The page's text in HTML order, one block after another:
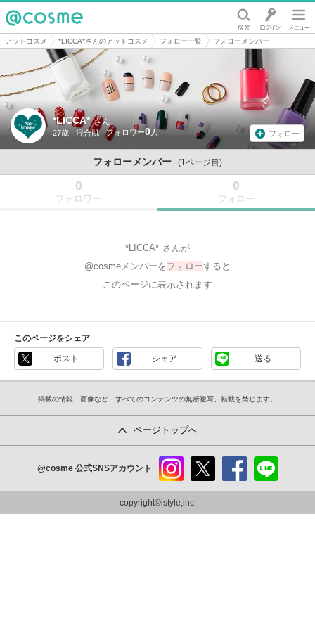
@cosme
アットコスメ *LICCA*さんのアットコスメ フォロー一覧 フォローメンバー
*LICCA* さん
27歳 混合肌 0 フォロー
フォローメンバー (1ページ目)
0
フォロワー
0
フォロー
*LICCA* さんが
@cosmeメンバーをフォローすると
このページに表示されます
このページをシェア
ポスト シェア 送る
掲載の情報・画像など、すべてのコンテンツの無断複写、転載を禁じます。
ページトップへ
@cosme 公式SNSアカウント
ram
copyright©istyle,inc.